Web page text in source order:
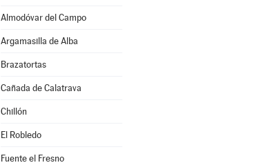
Almodóvar del Campo
Argamasilla de Alba
Brazatortas
Cañada de Calatrava
Chillón
El Robledo
Fuente el Fresno